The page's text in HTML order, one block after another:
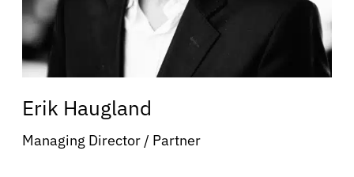
Erik Haugland
Managing Director / Partner